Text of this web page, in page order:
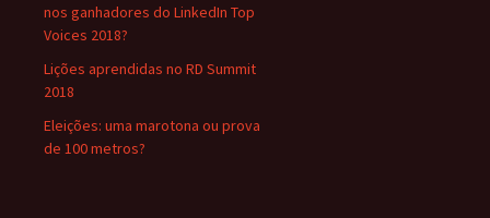
nos ganhadores do LinkedIn Top
Voices 2018?
Lições aprendidas no RD Summit
2018
Eleições: uma marotona ou prova
de 100 metros?